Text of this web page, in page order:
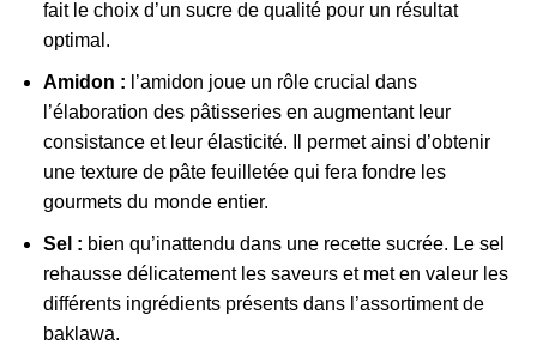
fait le choix d’un sucre de qualité pour un résultat
optimal.
Amidon : l’amidon joue un rôle crucial dans
l’élaboration des pâtisseries en augmentant leur
consistance et leur élasticité. Il permet ainsi d’obtenir
une texture de pâte feuilletée qui fera fondre les
gourmets du monde entier.
Sel : bien qu’inattendu dans une recette sucrée. Le sel
rehausse délicatement les saveurs et met en valeur les
différents ingrédients présents dans l’assortiment de
baklawa.